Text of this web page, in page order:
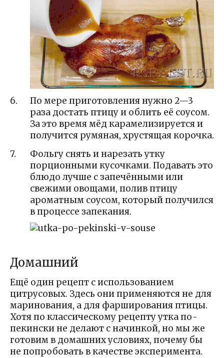
По мере приготовления нужно 2—3
раза достать птицу и облить её соусом.
За это время мёд карамелизируется и
получится румяная, хрустящая корочка.
Фольгу снять и нарезать утку
порционными кусочками. Подавать это
блюдо лучше с запечёнными или
свежими овощами, полив птицу
ароматным соусом, который получился
в процессе запекания.
Домашний
Ещё один рецепт с использованием
цитрусовых. Здесь они применяются не для
маринования, а для фарширования птицы.
Хотя по классическому рецепту утка по-
пекински не делают с начинкой, но мы же
готовим в домашних условиях, почему бы
не попробовать в качестве эксперимента.